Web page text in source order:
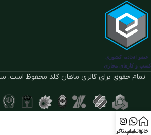
تمام حقوق برای گالری ماهان گلد محفوظ است.
خانهواتساپ
اینستاگرام